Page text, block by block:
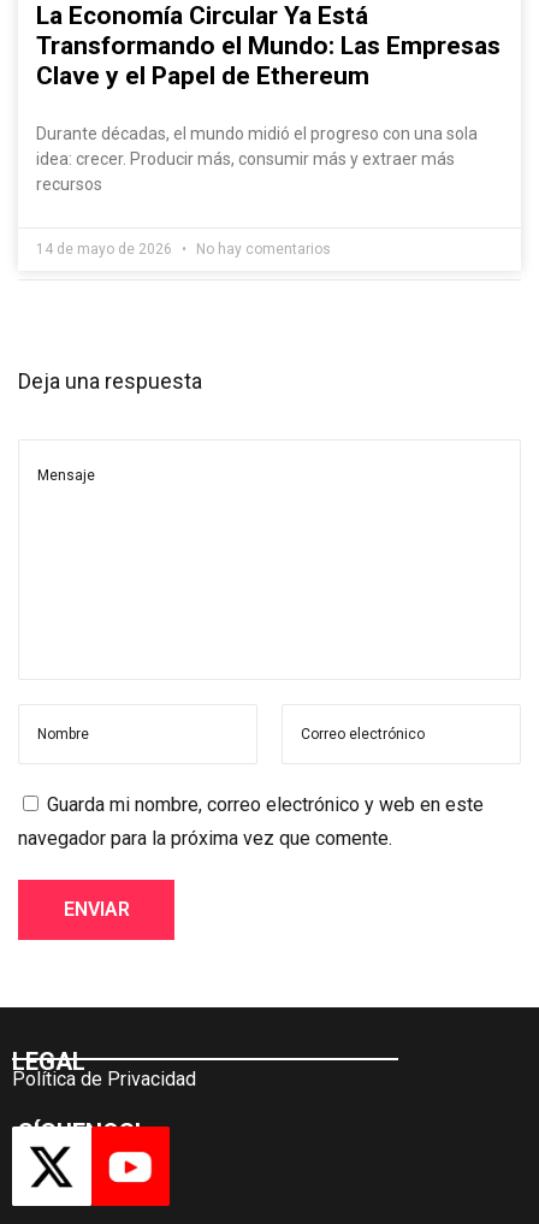
La Economía Circular Ya Está
Transformando el Mundo: Las Empresas
Clave y el Papel de Ethereum
Durante décadas, el mundo midió el progreso con una sola
idea: crecer. Producir más, consumir más y extraer más
recursos
14 de mayo de 2026 No hay comentarios
Deja una respuesta
Guarda mi nombre, correo electrónico y web en este
navegador para la próxima vez que comente.
LEGAL
Política de Privacidad
¡SÍGUENOS!